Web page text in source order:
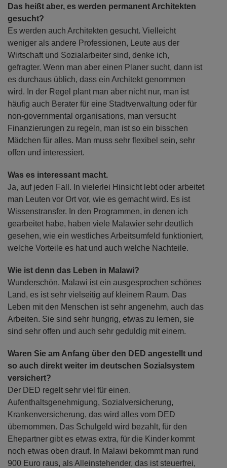
Das heißt aber, es werden permanent Architekten
gesucht?
Es werden auch Architekten gesucht. Vielleicht
weniger als andere Professionen, Leute aus der
Wirtschaft und Sozialarbeiter sind, denke ich,
gefragter. Wenn man aber einen Planer sucht, dann ist
es durchaus üblich, dass ein Architekt genommen
wird. In der Regel plant man aber nicht nur, man ist
häufig auch Berater für eine Stadtverwaltung oder für
non-governmental organisations, man versucht
Finanzierungen zu regeln, man ist so ein bisschen
Mädchen für alles. Man muss sehr flexibel sein, sehr
offen und interessiert.
Was es interessant macht.
Ja, auf jeden Fall. In vielerlei Hinsicht lebt oder arbeitet
man Leuten vor Ort vor, wie es gemacht wird. Es ist
Wissenstransfer. In den Programmen, in denen ich
gearbeitet habe, haben viele Malawier sehr deutlich
gesehen, wie ein westliches Arbeitsumfeld funktioniert,
welche Vorteile es hat und auch welche Nachteile.
Wie ist denn das Leben in Malawi?
Wunderschön. Malawi ist ein ausgesprochen schönes
Land, es ist sehr vielseitig auf kleinem Raum. Das
Leben mit den Menschen ist sehr angenehm, auch das
Arbeiten. Sie sind sehr hungrig, etwas zu lernen, sie
sind sehr offen und auch sehr geduldig mit einem.
Waren Sie am Anfang über den DED angestellt und
so auch direkt weiter im deutschen Sozialsystem
versichert?
Der DED regelt sehr viel für einen.
Aufenthaltsgenehmigung, Sozialversicherung,
Krankenversicherung, das wird alles vom DED
übernommen. Das Schulgeld wird bezahlt, für den
Ehepartner gibt es etwas extra, für die Kinder kommt
noch etwas oben drauf. In Malawi bekommt man rund
900 Euro raus, als Alleinstehender, das ist steuerfrei,